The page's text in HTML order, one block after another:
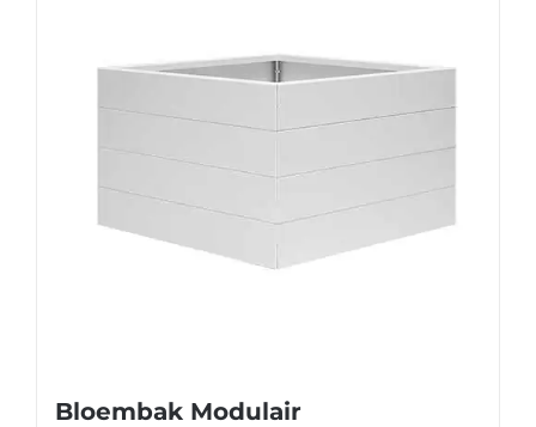
Bloembak Modulair